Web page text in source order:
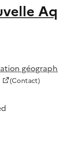
(Contact)